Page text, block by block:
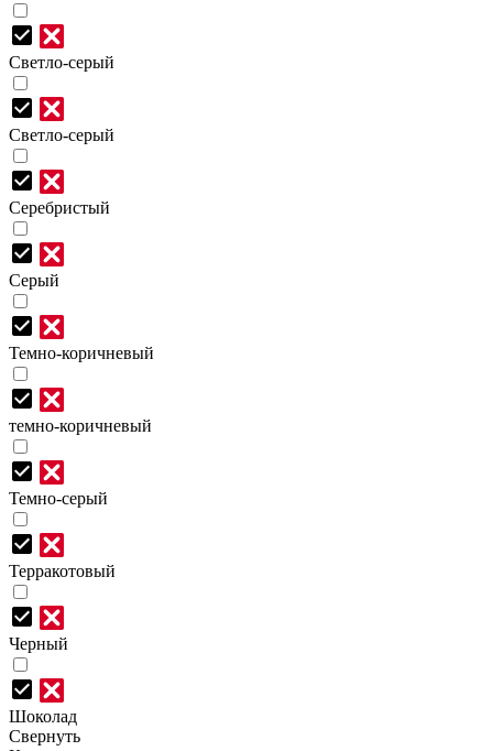
Светло-серый
Светло-серый
Серебристый
Серый
Темно-коричневый
темно-коричневый
Темно-серый
Терракотовый
Черный
Шоколад
Свернуть